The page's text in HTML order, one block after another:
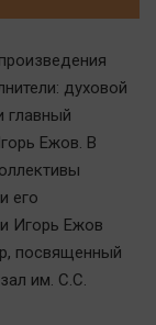
духовой
главный
Ежов. В
его
Игорь Ежов
посвященный
им. С.С.